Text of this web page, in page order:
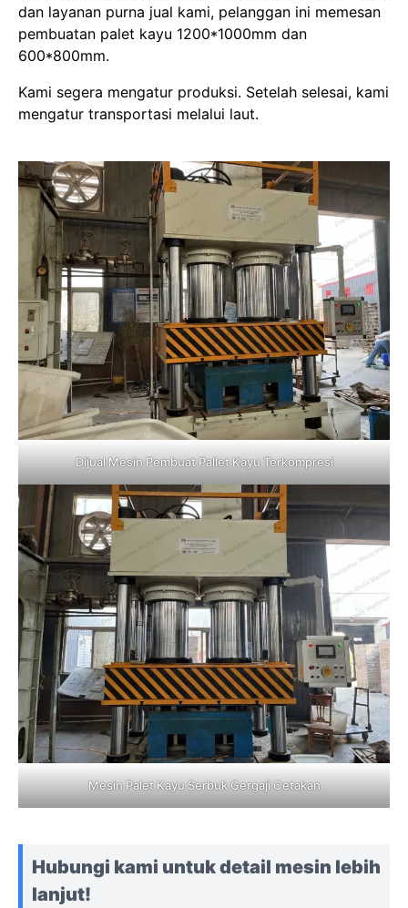
dan layanan purna jual kami, pelanggan ini memesan
pembuatan palet kayu 1200*1000mm dan
600*800mm.
Kami segera mengatur produksi. Setelah selesai, kami
mengatur transportasi melalui laut.
Dijual Mesin Pembuat Pallet Kayu Terkompresi
Mesin Palet Kayu Serbuk Gergaji Cetakan
Hubungi kami untuk detail mesin lebih
lanjut!